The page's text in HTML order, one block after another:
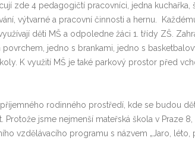
zde 4 pedagogičtí pracovníci, jedna
výtvarné a pracovní činnosti a hernu.
děti MŠ a odpoledne žáci 1. třídy ZŠ.
jedno s brankami, jedno s
K využití MŠ je také parkový prostor před
rodinného prostředí, kde se budou
jsme nejmenší mateřská škola v Praze
vzdělávacího programu s názvem „Jaro,